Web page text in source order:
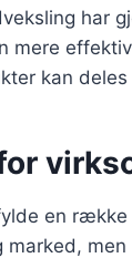
har
mere
kan
en